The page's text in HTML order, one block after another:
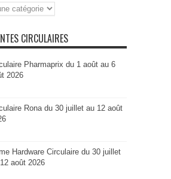
CIRCULAIRES
Pharmaprix du 1 août au 6
2026
Rona du 30 juillet au 12 août
Hardware Circulaire du 30 juillet
août 2026